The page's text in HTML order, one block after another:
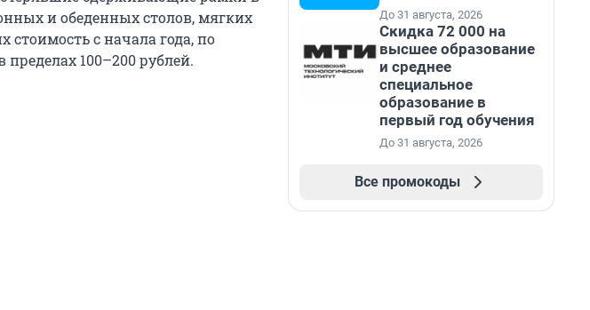
и обеденных столов, мягких
с начала года, по
100–200 рублей.
До 31 августа, 2026
Скидка 72 000 на
высшее образование
и среднее
специальное
образование в
первый год обучения
До 31 августа, 2026
Все промокоды